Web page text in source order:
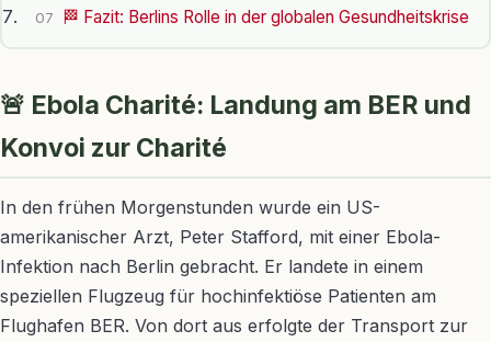
07 🏁 Fazit: Berlins Rolle in der globalen Gesundheitskrise
🚨 Ebola Charité: Landung am BER und
Konvoi zur Charité
In den frühen Morgenstunden wurde ein US-
amerikanischer Arzt, Peter Stafford, mit einer Ebola-
Infektion nach Berlin gebracht. Er landete in einem
speziellen Flugzeug für hochinfektiöse Patienten am
Flughafen BER. Von dort aus erfolgte der Transport zur